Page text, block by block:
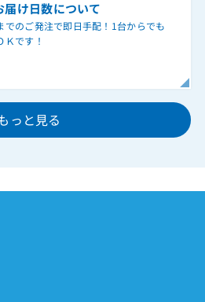
届け日数について
でのご発注で即日手配！1台からでも
Ｋです！
っと見る